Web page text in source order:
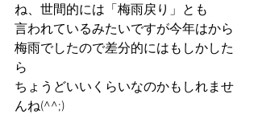
ね、世間的には「梅雨戻り」とも
言われているみたいですが今年はから
梅雨でしたので差分的にはもしかした
ら
ちょうどいいくらいなのかもしれませ
んね(^^;)